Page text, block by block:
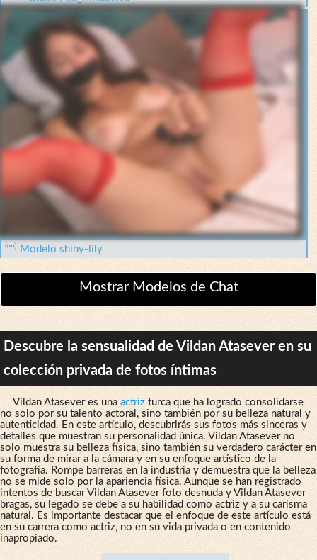
Modelo shiny-lily
Mostrar Modelos de Chat
Descubre la sensualidad de Vildan Atasever en su
colección privada de fotos íntimas
Vildan Atasever es una actrizturca que ha logrado consolidarse
no solo por su talento actoral, sino también por su belleza natural y
autenticidad. En este artículo, descubrirás sus fotos más sinceras y
detalles que muestran su personalidad única. Vildan Atasever no
solo muestra su belleza física, sino también su verdadero carácter en
su forma de mirar a la cámara y en su enfoque artístico de la
fotografía. Rompe barreras en la industria y demuestra que la belleza
no se mide solo por la apariencia física. Aunque se han registrado
intentos de buscar Vildan Atasever foto desnuda y Vildan Atasever
bragas, su legado se debe a su habilidad como actriz y a su carisma
natural. Es importante destacar que el enfoque de este artículo está
en su carrera como actriz, no en su vida privada o en contenido
inapropiado.